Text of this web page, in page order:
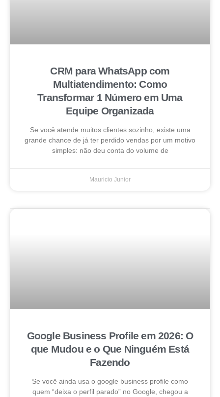
CRM para WhatsApp com
Multiatendimento: Como
Transformar 1 Número em Uma
Equipe Organizada
Se você atende muitos clientes sozinho, existe uma
grande chance de já ter perdido vendas por um motivo
simples: não deu conta do volume de
Mauricio Junior
Google Business Profile em 2026: O
que Mudou e o Que Ninguém Está
Fazendo
Se você ainda usa o google business profile como
quem “deixa o perfil parado” no Google, chegou a